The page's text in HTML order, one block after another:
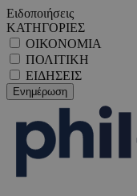
Ειδοποιήσεις
ΚΑΤΗΓΟΡΙΕΣ
ΟΙΚΟΝΟΜΙΑ
ΠΟΛΙΤΙΚΗ
ΕΙΔΗΣΕΙΣ